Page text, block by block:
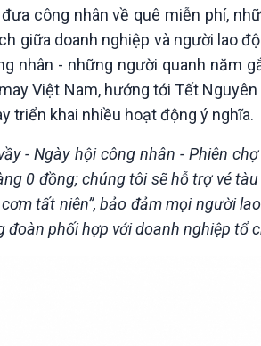
công nhân về quê miễn phí,
giữa doanh nghiệp và người lao
nhân - những người quanh năm
Việt Nam, hướng tới Tết
triển khai nhiều hoạt động ý nghĩa.
- Ngày hội công nhân - Phiên
0 đồng; chúng tôi sẽ hỗ trợ vé
tất niên”, bảo đảm mọi người
phối hợp với doanh nghiệp tổ